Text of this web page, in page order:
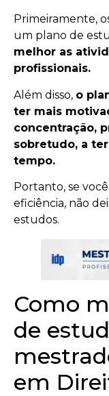
Primeiramente,
um plano de
melhor as
profissionais.
Além disso, o
ter mais
concentração,
sobretudo, a
tempo.
Portanto, se
eficiência, não
estudos.
Como
de
em